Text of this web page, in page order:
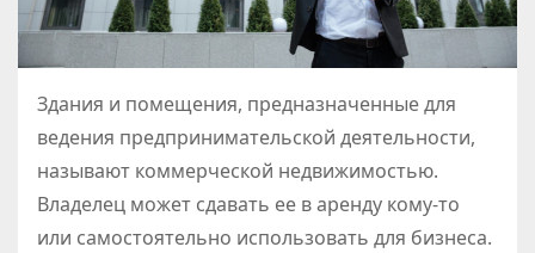
Здания и помещения, предназначенные для
ведения предпринимательской деятельности,
называют коммерческой недвижимостью.
Владелец может сдавать ее в аренду кому-то
или самостоятельно использовать для бизнеса.